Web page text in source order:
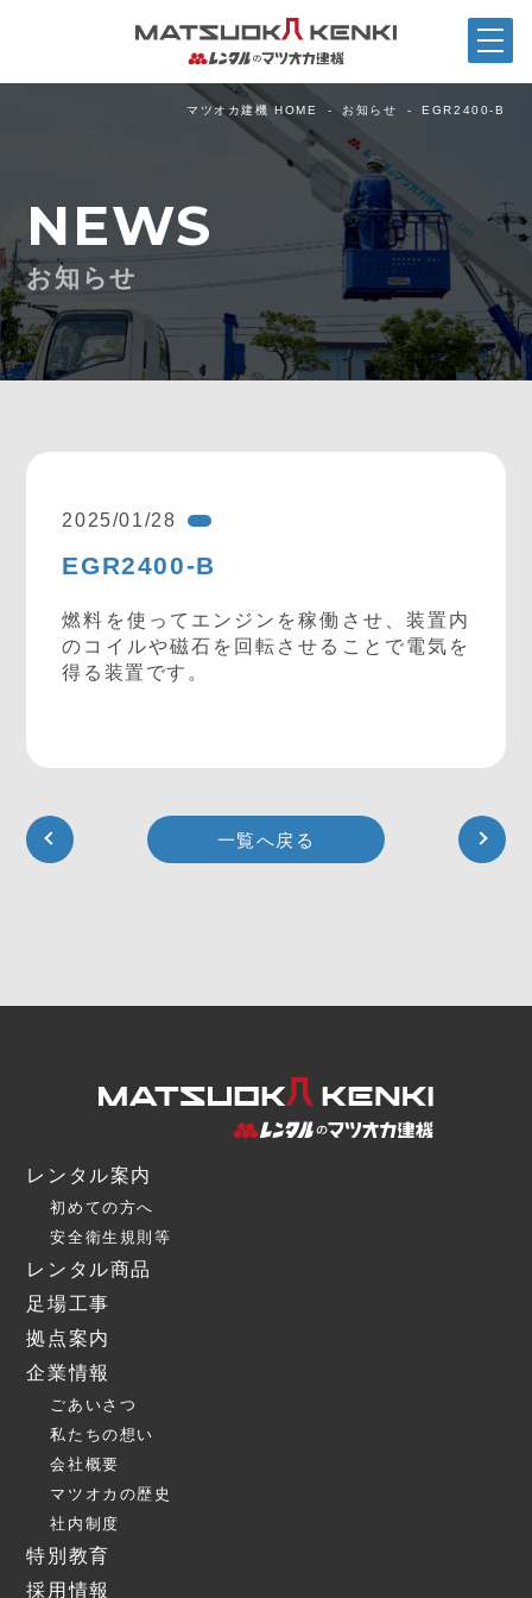
マツオカ建機 HOME お知らせ EGR2400-B
NEWS
お知らせ
2025/01/28
EGR2400-B
燃料を使ってエンジンを稼働させ、装置内
のコイルや磁石を回転させることで電気を
得る装置です。
一覧へ戻る
レンタル案内
初めての方へ
安全衛生規則等
レンタル商品
足場工事
拠点案内
企業情報
ごあいさつ
私たちの想い
会社概要
マツオカの歴史
社内制度
特別教育
採用情報